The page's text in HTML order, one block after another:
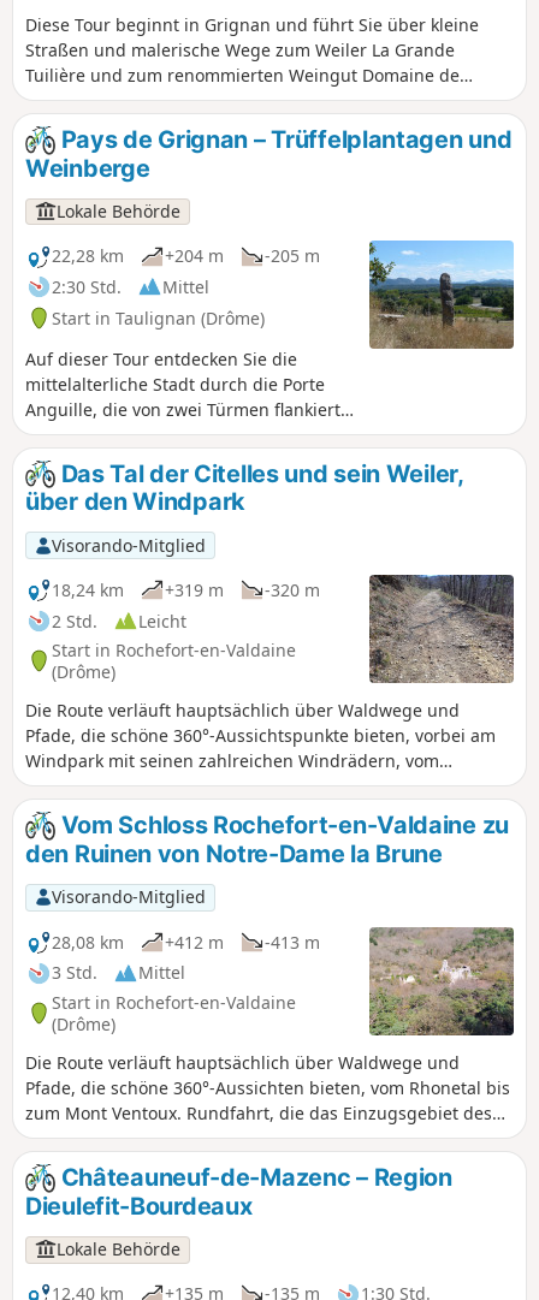
Diese Tour beginnt in Grignan und führt Sie über kleine
Straßen und malerische Wege zum Weiler La Grande
Tuilière und zum renommierten Weingut Domaine de
Montine. Anschließend fahren Sie auf einem Weg durch die
Weinberge und genießen dabei einen wunderschönen
Ausblick auf das nicht minder berühmte Schloss von
Grignan. Von dort aus führt Sie ein unterhaltsamer Weg
zurück in Richtung Dorf, wo Sie über grasbewachsene
Alleen zum Ziel Ihrer Mountainbike-Tour gelangen.
Pays de Grignan – Trüffelplantagen und
Weinberge
Lokale Behörde
22,28 km
+204 m
-205 m
2:30 Std.
Mittel
Start in Taulignan (Drôme)
Auf dieser Tour entdecken Sie die
mittelalterliche Stadt durch die Porte
Anguille, die von zwei Türmen flankiert
wird. Anschließend führt Sie der Weg zu
den Ausläufern von Taulignan, wo Sie
eine alte Römerstraße entdecken
können. Weiter entfernt liegt die
Domaine Bramarel im Herzen der
wichtigsten Trüffelanbauregion
Frankreichs. Sie gelangen auf den
Seidenstraßenweg, indem Sie an der
„Fabrique Brûlée“, einer ehemaligen
Schmiede, vorbeifahren. Die Route
endet auf dem Plateau des Blaches mit
seinen berühmten AOC-Weinbergen der
Côtes du Rhône.
Das Tal der Citelles und sein Weiler,
über den Windpark
Visorando-Mitglied
18,24 km
+319 m
-320 m
2 Std.
Leicht
Start in Rochefort-en-Valdaine
(Drôme)
Die Route verläuft hauptsächlich über Waldwege und
Pfade, die schöne 360°-Aussichtspunkte bieten, vorbei am
Windpark mit seinen zahlreichen Windrädern, vom
Rhonetal bis zum Mont Ventoux, sowie die Entdeckung des
hübschen kleinen Weilers Cîtelles und seines Tals.
Vom Schloss Rochefort-en-Valdaine zu
den Ruinen von Notre-Dame la Brune
Visorando-Mitglied
28,08 km
+412 m
-413 m
3 Std.
Mittel
Start in Rochefort-en-Valdaine
(Drôme)
Die Route verläuft hauptsächlich über Waldwege und
Pfade, die schöne 360°-Aussichten bieten, vom Rhonetal bis
zum Mont Ventoux. Rundfahrt, die das Einzugsgebiet des
Baches Citelles umrundet, vom Schloss Rochefort-en-
Valdaine bis zu den Ruinen von Notre-Dame la Brune,
vorbei am Windpark und seinen zahlreichen Windrädern.
Châteauneuf-de-Mazenc – Region
Dieulefit-Bourdeaux
Lokale Behörde
12,40 km
+135 m -135 m
1:30 Std.